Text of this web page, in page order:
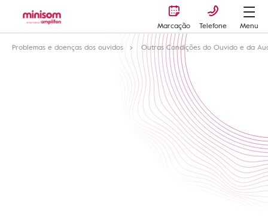
Marcação Telefone
Menu
Problemas e doenças dos ouvidos
Outras Condições do Ouvido e da